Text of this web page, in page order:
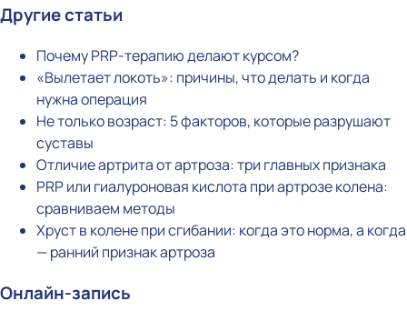
Другие статьи
Почему PRP-терапию делают курсом?
«Вылетает локоть»: причины, что делать и когда
нужна операция
Не только возраст: 5 факторов, которые разрушают
суставы
Отличие артрита от артроза: три главных признака
PRP или гиалуроновая кислота при артрозе колена:
сравниваем методы
Хруст в колене при сгибании: когда это норма, а когда
— ранний признак артроза
Онлайн-запись